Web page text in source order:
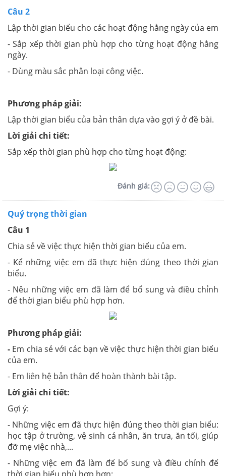
Câu 2
Lập thời gian biểu cho các hoạt động hằng ngày của em
- Sắp xếp thời gian phù hợp cho từng hoạt động hằng
ngày.
- Dùng màu sắc phân loại công việc.
Phương pháp giải:
Lập thời gian biểu của bản thân dựa vào gợi ý ở đề bài.
Lời giải chi tiết:
Sắp xếp thời gian phù hợp cho từng hoạt động:
Đánh giá:
Quý trọng thời gian
Câu 1
Chia sẻ về việc thực hiện thời gian biểu của em.
- Kể những việc em đã thực hiện đúng theo thời gian
biểu.
- Nêu những việc em đã làm để bổ sung và điều chỉnh
để thời gian biểu phù hợp hơn.
Phương pháp giải:
- Em chia sẻ với các bạn về việc thực hiện thời gian biểu
của em.
- Em liên hệ bản thân để hoàn thành bài tập.
Lời giải chi tiết:
Gợi ý:
- Những việc em đã thực hiện đúng theo thời gian biểu:
học tập ở trường, vệ sinh cá nhân, ăn trưa, ăn tối, giúp
đỡ mẹ việc nhà,...
- Những việc em đã làm để bổ sung và điều chỉnh để